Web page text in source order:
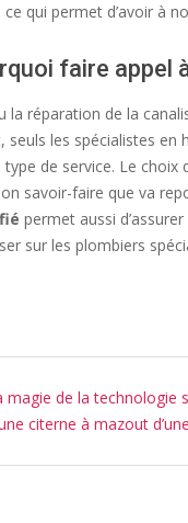
qui permet d’avoir à
faire appel
réparation de la
seuls les spécialistes
de service. Le
savoir-faire que va
permet aussi
sur les plombiers
magie de la technologie
citerne à mazout